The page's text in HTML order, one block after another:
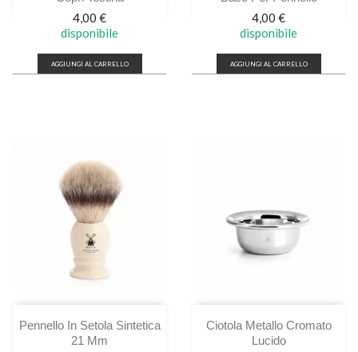
Prezzo
4,00 €
disponibile
AGGIUNGI AL CARRELLO
Prezzo
4,00 €
disponibile
AGGIUNGI AL CARRELLO
Pennello In Setola Sintetica
21 Mm
Ciotola Metallo Cromato
Lucido